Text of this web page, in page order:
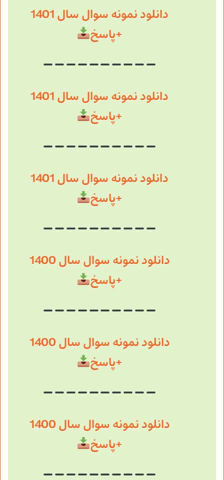
دانلود نمونه سوال سال 1401
+پاسخ
دانلود نمونه سوال سال 1401
+پاسخ
دانلود نمونه سوال سال 1401
+پاسخ
دانلود نمونه سوال سال 1400
+پاسخ
دانلود نمونه سوال سال 1400
+پاسخ
دانلود نمونه سوال سال 1400
+پاسخ